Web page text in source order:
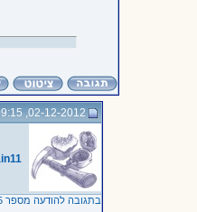
02-12-2012, 09:15
בתגובה להודעה מספר 5